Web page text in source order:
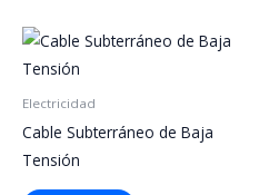
Electricidad
Cable Subterráneo de Baja
Tensión